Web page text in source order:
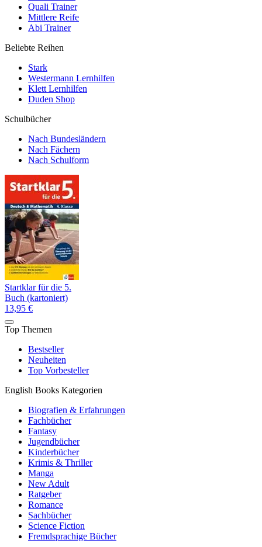
Quali Trainer
Mittlere Reife
Abi Trainer
Beliebte Reihen
Stark
Westermann Lernhilfen
Klett Lernhilfen
Duden Shop
Schulbücher
Nach Bundesländern
Nach Fächern
Nach Schulform
Startklar für die 5.
Buch (kartoniert)
13,95 €
Top Themen
Bestseller
Neuheiten
Top Vorbesteller
English Books Kategorien
Biografien & Erfahrungen
Fachbücher
Fantasy
Jugendbücher
Kinderbücher
Krimis & Thriller
Manga
New Adult
Ratgeber
Romance
Sachbücher
Science Fiction
Fremdsprachige Bücher